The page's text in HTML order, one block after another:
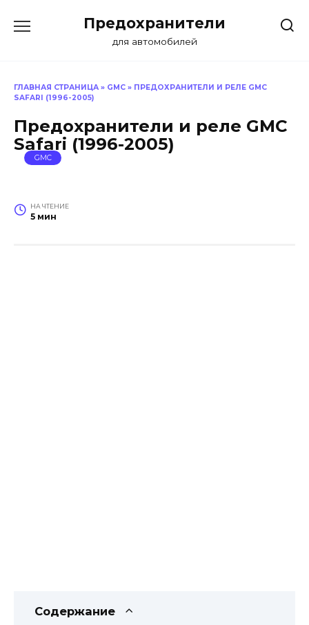
Предохранители
для автомобилей
ГЛАВНАЯ СТРАНИЦА » GMC » ПРЕДОХРАНИТЕЛИ И РЕЛЕ GMC
SAFARI (1996-2005)
Предохранители и реле GMC
Safari (1996-2005)
GMC
НА ЧТЕНИЕ
5 мин
Содержание